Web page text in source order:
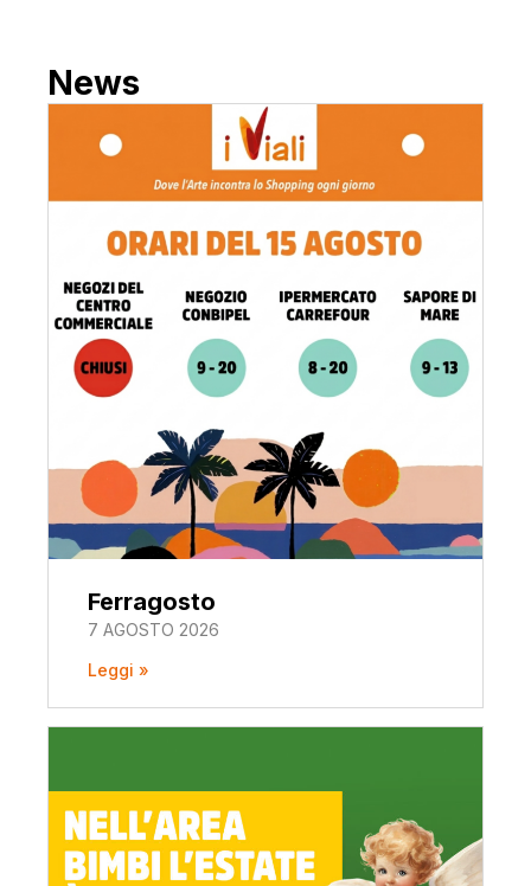
News
Ferragosto
7 AGOSTO 2026
Leggi »